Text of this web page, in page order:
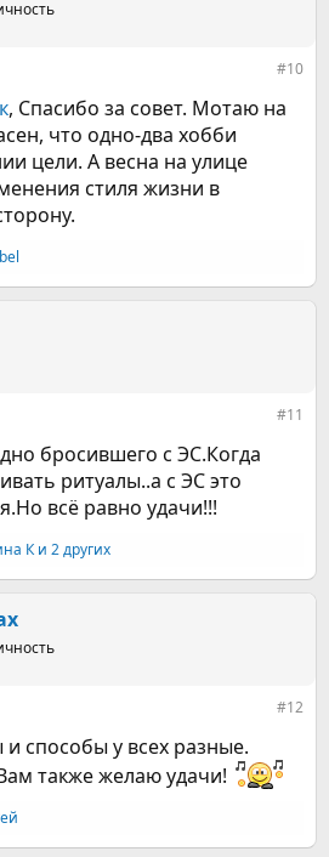
#10
, Спасибо за совет. Мотаю на
что одно-два хобби
цели. А весна на улице
стиля жизни в
#11
бросившего с ЭС.Когда
ритуалы..а с ЭС это
всё равно удачи!!!
Ки 2 других
#12
способы у всех разные.
также желаю удачи!